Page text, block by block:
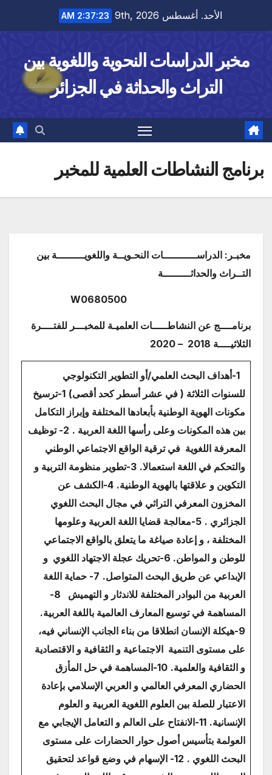
الأحد. أغسطس 9th, 2026 2:37:23 AM
مخبر الدراسات النحوية واللغوية بين
التراث والحداثة في الجزائر
برنامج النشاطات العلمية للمخبر
مخبـر: الدراســـــــــــات النحـويــة واللغويـــــــــة بين
التــراث والحداثـــــــــة
برنامــــج عن النشاطـــــات العلميـة للمخبـــر للفتــــرة
الثلاثيــــة 2018
– 2020
1-أهداف البحث العلمي/أو التطوير التكنولوجي
للسنوات الثلاثة ( في عشر أسطر كحد أقصى) 1- ترسيخ
مكونات الهوية الوطنية بأبعادها المختلفة وإبراز التكامل
بين هذه المكونات وعلى رأسها اللغة العربية .
2- توظيف
المعرفة اللغوية في ترقية الواقع الاجتماعي الوطني
والتحكم في اللغة استعمالا.
3-تطوير منظومة التربية و
التكوين و علاقتها بالهوية الوطنية.
4-الكشف عن
المخزون المعرفي التراثي في مجال البحث اللغوي
الجزائري .
5-معالجة قضايا اللغة العربية وعلومها
المختلفة ، و إعادة صياغة ما يتعلق بالواقع الاجتماعي
للوطن و المواطن.
6-تحريك عجلة الاجتهاد اللغوي و
الإبداعي عن طريق البحث المتواصل.
7- حماية اللغة
العربية من البوادر المختلفة للاندثار و التهميش
8-
المساهمة في توسيع المعارف العالمية باللغة العربية.
9-هيكلة الإنسان انطلاقا من بناء الجانب الإنساني فيه،
على مستوى التنمية الاجتماعية و الثقافية و الاقتصادية
و الثقافية والعلمية.
10-المساهمة في حل المأزق
الحضاري المعرفي العالمي و العربي الإسلامي بإعادة
الاعتبار للصلة بين العلوم اللغوية العربية و العلوم
الإنسانية.
11-الانفتاح على العالم و التعامل الإيجابي مع
العولمة بتأسيس أصول حوار الحضارات على مستوى
البحث اللغوي .
12- الإسهام في وضع قواعد لتحقيق